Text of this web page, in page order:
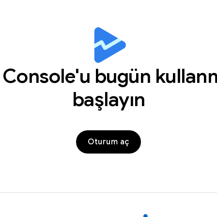
bugün
başlayın
Oturum aç